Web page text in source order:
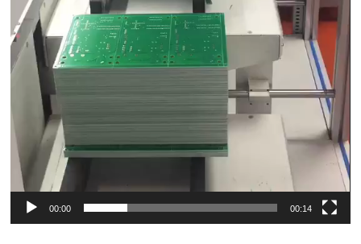
00:00 00:14